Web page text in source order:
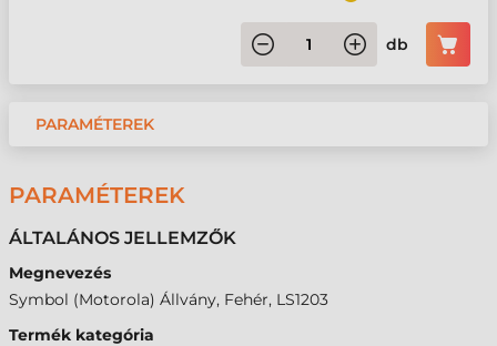
db
PARAMÉTEREK
PARAMÉTEREK
ÁLTALÁNOS JELLEMZŐK
Megnevezés
Symbol (Motorola) Állvány, Fehér, LS1203
Termék kategória